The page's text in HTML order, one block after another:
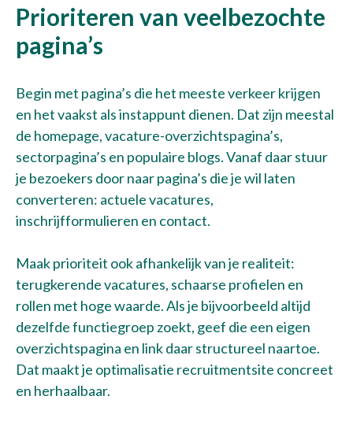
Prioriteren van veelbezochte
pagina’s
Begin met pagina’s die het meeste verkeer krijgen
en het vaakst als instappunt dienen. Dat zijn meestal
de homepage, vacature-overzichtspagina’s,
sectorpagina’s en populaire blogs. Vanaf daar stuur
je bezoekers door naar pagina’s die je wil laten
converteren: actuele vacatures,
inschrijfformulieren en contact.
Maak prioriteit ook afhankelijk van je realiteit:
terugkerende vacatures, schaarse profielen en
rollen met hoge waarde. Als je bijvoorbeeld altijd
dezelfde functiegroep zoekt, geef die een eigen
overzichtspagina en link daar structureel naartoe.
Dat maakt je optimalisatie recruitmentsite concreet
en herhaalbaar.